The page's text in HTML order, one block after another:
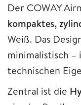
Der COWAY
kompaktes,
Weiß. Das
minimalistisch –
technischen
Zentral ist die